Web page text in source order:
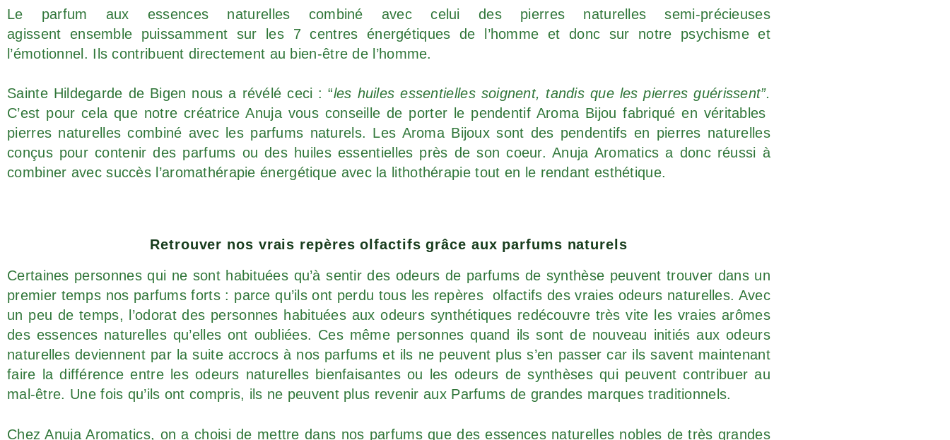
Le parfum aux essences naturelles combiné avec celui des pierres naturelles semi-précieuses
agissent ensemble
puissamment sur les 7 centres énergétiques de l’homme et donc sur notre psychisme et
l’émotionnel. Ils contribuent directement au bien-être de l’homme.
Sainte Hildegarde de Bigen nous a révélé ceci : “les huiles essentielles soignent, tandis que les pierres guérissent”.
C’est pour cela que notre créatrice Anuja vous conseille de porter le pendentif Aroma Bijou fabriqué en véritables
pierres naturelles combiné avec les parfums naturels. Les Aroma Bijoux sont des pendentifs en pierres naturelles
conçus pour contenir des parfums ou des huiles essentielles près de son coeur. Anuja Aromatics a donc réussi à
combiner avec succès l’aromathérapie énergétique avec la lithothérapie tout en le rendant esthétique.
Retrouver nos vrais repères olfactifs grâce aux parfums naturels
Certaines personnes qui ne sont habituées qu’à sentir des odeurs de parfums de synthèse peuvent trouver dans un
premier temps nos parfums forts : parce qu’ils ont perdu tous les repères olfactifs des vraies odeurs naturelles. Avec
un peu de temps, l’odorat des personnes habituées aux odeurs synthétiques redécouvre très vite les vraies arômes
des essences naturelles qu’elles ont oubliées. Ces même personnes quand ils sont de nouveau initiés aux odeurs
naturelles deviennent par la suite accrocs à nos parfums et ils ne peuvent plus s’en passer car ils savent maintenant
faire la différence entre les odeurs naturelles bienfaisantes ou les odeurs de synthèses qui peuvent contribuer au
mal-être. Une fois qu’ils ont compris, ils ne peuvent plus revenir aux Parfums de grandes marques traditionnels.
Chez Anuja Aromatics, on a choisi de mettre dans nos parfums que des essences naturelles nobles de très grandes